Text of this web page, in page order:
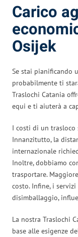
Carico
Osijek
Se stai pianificando
probabilmente ti
Traslochi Catania
equi e ti aiuterà a
I costi di un
Innanzitutto, la
internazionale
Inoltre, dobbiamo
trasportare.
costo. Infine, i
disimballaggio,
La nostra Traslochi
base alle esigenze